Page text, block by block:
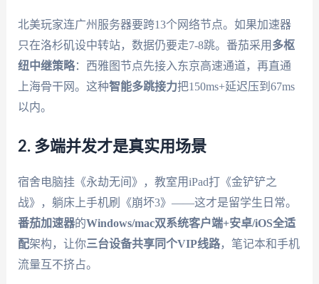
北美玩家连广州服务器要跨13个网络节点。如果加速器
只在洛杉矶设中转站，数据仍要走7-8跳。番茄采用 多枢
纽中继策略：西雅图节点先接入东京高速通道，再直通
上海骨干网。这种智能多跳接力把150ms+延迟压到67ms
以内。
2. 多端并发才是真实用场景
宿舍电脑挂《永劫无间》，教室用iPad打《金铲铲之
战》，躺床上手机刷《崩坏3》——这才是留学生日常。
番茄加速器的Windows/mac双系统客户端+安卓/iOS全适
配架构，让你三台设备共享同个VIP线路，笔记本和手机
流量互不挤占。